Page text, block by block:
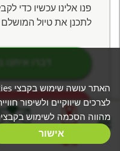
פנו אלינו עכשיו כדי
לתכנן את טיול
דברו איתנו ב-WhatsApp
לפרטים
בניית מסלול
אישי
לצרכים שיווקיים ולשיפור
מהווה הסכמה לשימוש
אישור